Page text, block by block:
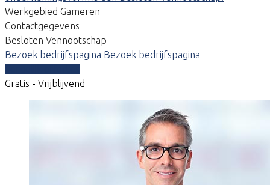
Werkgebied Gameren
Contactgegevens
Besloten Vennootschap
Bezoek bedrijfspagina Bezoek bedrijfspagina
Gratis - Vrijblijvend